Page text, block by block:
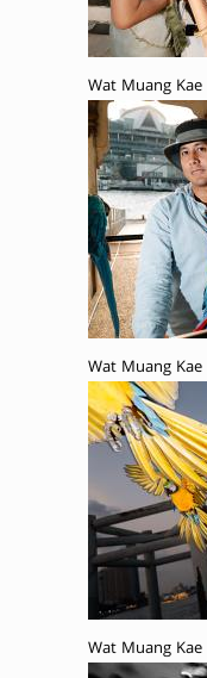
Wat Muang Kae
Wat Muang Kae
Wat Muang Kae